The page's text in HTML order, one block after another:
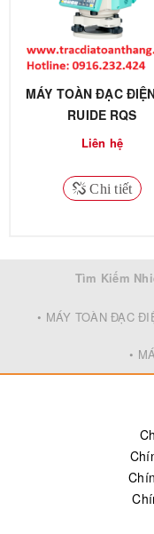
MÁY TOÀN ĐẠC
RUIDE RQS
Liên hệ
Chi tiết
Tìm Kiếm
• MÁY TOÀN ĐẠC
•